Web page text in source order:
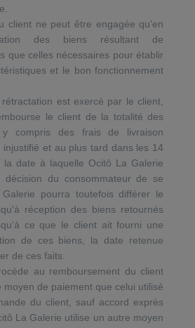
client ne peut être engagée qu'en
des biens résultant de
que celles nécessaires pour établir
et le bon fonctionnement
est exercé par le client,
le client de la totalité des
y compris des frais de livraison
injustifié et au plus tard dans les 14
date à laquelle Ocitô La Galerie
du consommateur de se
pourra toutefois différer le
réception des biens retournés
ce que le client ait fourni une
de ces biens, la date retenue
de ces faits.
au remboursement du client
moyen de paiement que celui utilisé
du client, sauf accord exprès
La Galerie utilise un autre moyen